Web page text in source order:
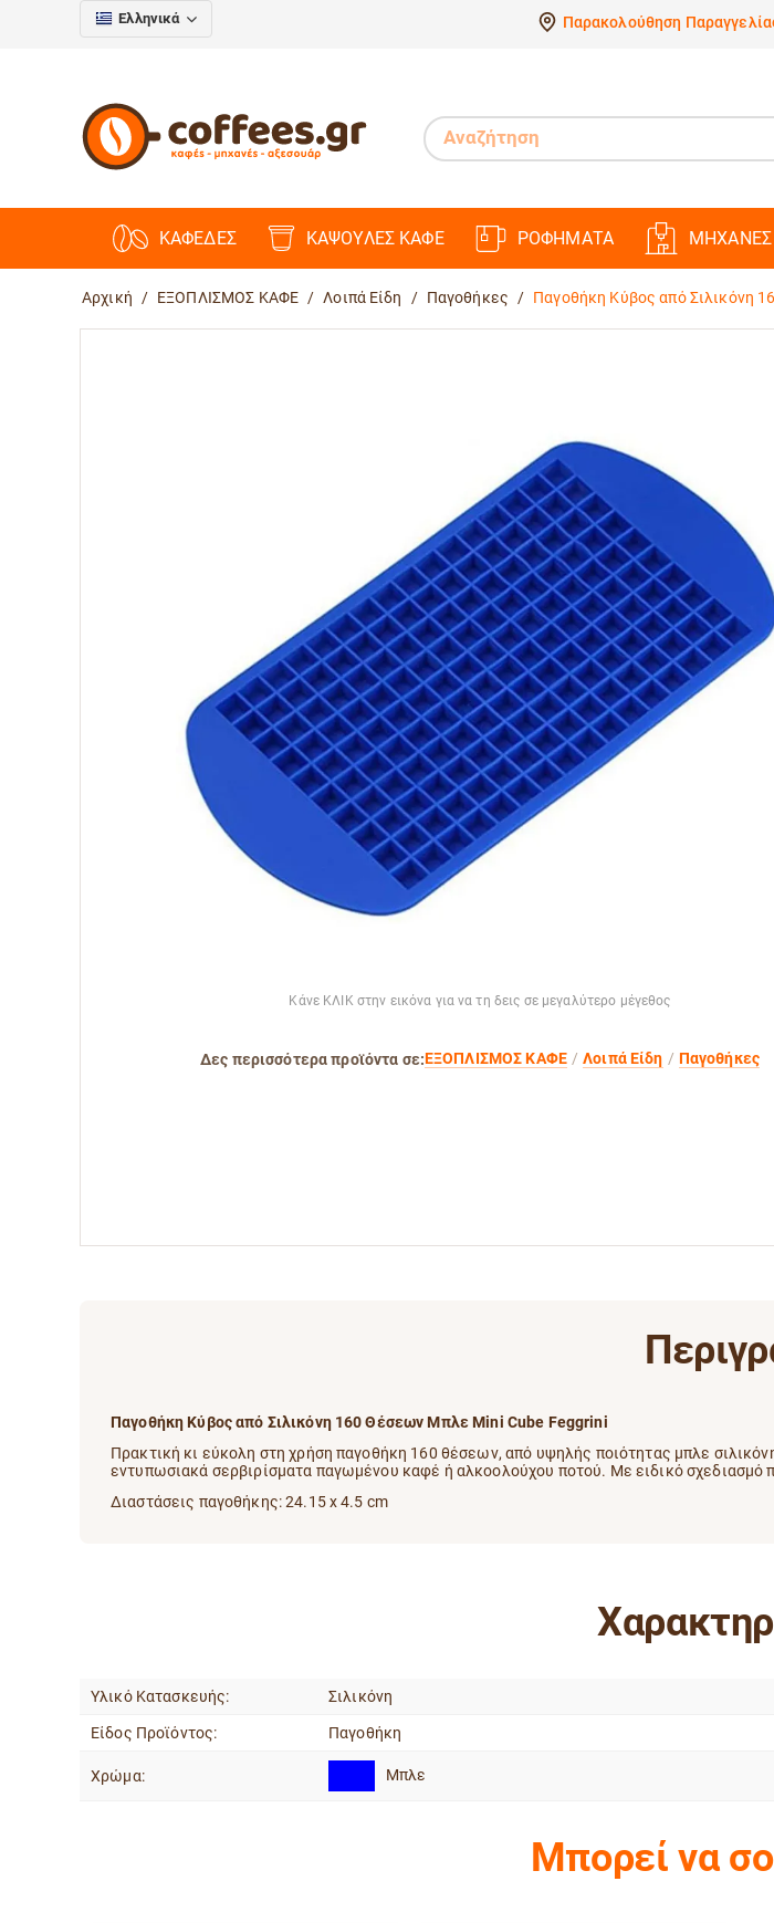
Ελληνικά Παρακολούθηση
ΚΑΦΕΔΕΣ ΚΑΨΟΥΛΕΣ ΚΑΦΕ ΡΟΦΗΜΑΤΑ
Αρχική / ΕΞΟΠΛΙΣΜΟΣ ΚΑΦΕ / Λοιπά Είδη / Παγοθήκες / Παγοθήκη Κύβος από Σιλικόνη
Κάνε ΚΛΙΚ στην εικόνα για να τη δεις σε μεγαλύτερο μέγεθος
Δες περισσότερα προϊόντα σε:ΕΞΟΠΛΙΣΜΟΣ ΚΑΦΕ Λοιπά Είδη Παγοθήκες
Παγοθήκη Κύβος από Σιλικόνη 160 Θέσεων Μπλε Mini Cube Feggrini
Πρακτική κι εύκολη στη χρήση παγοθήκη 160 θέσεων, από υψηλής ποιότητας μπλε
εντυπωσιακά σερβιρίσματα παγωμένου καφέ ή αλκοολούχου ποτού. Mε ειδικό σχεδιασμό
Διαστάσεις παγοθήκης: 24.15 x 4.5 cm
Yλικό Κατασκευής: Σιλικόνη
Είδος Προϊόντος: Παγοθήκη
Χρώμα: Μπλε
Μπορεί να